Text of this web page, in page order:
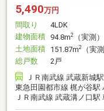
5,490万円
間取り
4LDK
建物面積 94.8m2
（実測）
土地面積 151.87m2
（実測
総戸数
2戸
ＪＲ南武線 武蔵新城
東急田園都市線 梶が谷駅
ＪＲ南武線 武蔵溝ノ口駅